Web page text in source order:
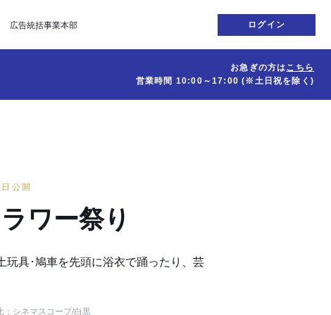
広告統括事業本部 ログイン
お急ぎの方はこちら
営業時間 10:00～17:00(※土日祝を除く)
公開
ワー祭り
玩具･鳩車を先頭に浴衣で踊ったり、芸
：シネマスコープ/白黒